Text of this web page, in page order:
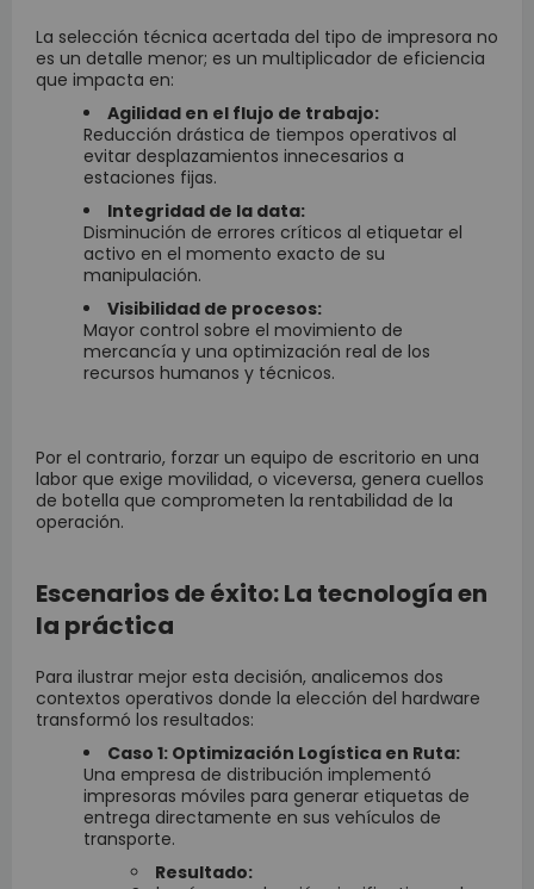
La selección técnica acertada del tipo de impresora no
es un detalle menor; es un multiplicador de eficiencia
que impacta en:
Agilidad en el flujo de trabajo:
Reducción drástica de tiempos operativos al
evitar desplazamientos innecesarios a
estaciones fijas.
Integridad de la data:
Disminución de errores críticos al etiquetar el
activo en el momento exacto de su
manipulación.
Visibilidad de procesos:
Mayor control sobre el movimiento de
mercancía y una optimización real de los
recursos humanos y técnicos.
Por el contrario, forzar un equipo de escritorio en una
labor que exige movilidad, o viceversa, genera cuellos
de botella que comprometen la rentabilidad de la
operación.
Escenarios de éxito: La tecnología en
la práctica
Para ilustrar mejor esta decisión, analicemos dos
contextos operativos donde la elección del hardware
transformó los resultados:
Caso 1: Optimización Logística en Ruta:
Una empresa de distribución implementó
impresoras móviles para generar etiquetas de
entrega directamente en sus vehículos de
transporte.
Resultado: